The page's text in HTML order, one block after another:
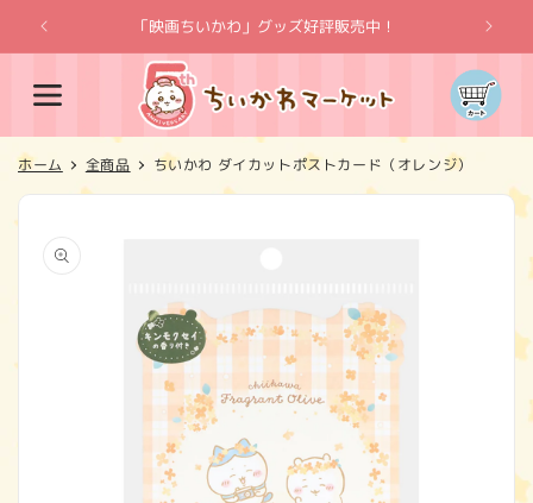
ンツに
進む
「映画ちいかわ」グッズ好評販売中！
カ
ー
ト
ホーム 全商品 ちいかわ ダイカットポストカード（オレンジ）
報にス
キップ